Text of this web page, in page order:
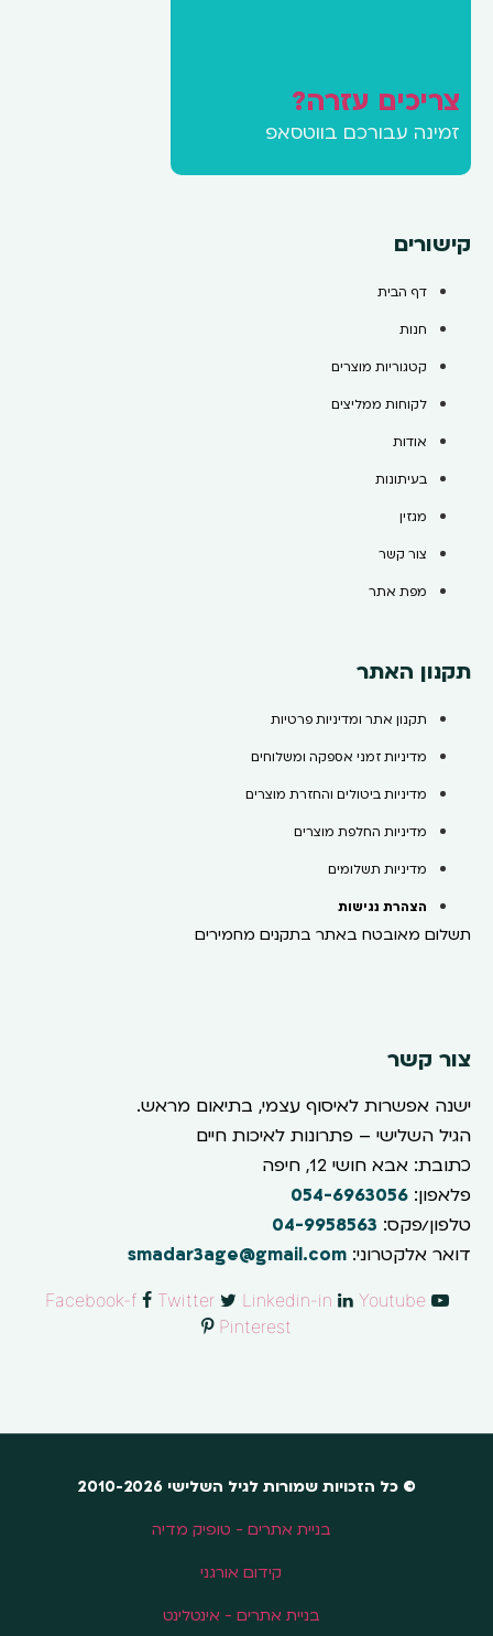
צריכים עזרה?
זמינה עבורכם בווטסאפ
קישורים
דף הבית
חנות
קטגוריות מוצרים
לקוחות ממליצים
אודות
בעיתונות
מגזין
צור קשר
מפת אתר
תקנון האתר
תקנון אתר ומדיניות פרטיות
מדיניות זמני אספקה ומשלוחים
מדיניות ביטולים והחזרת מוצרים
מדיניות החלפת מוצרים
מדיניות תשלומים
הצהרת נגישות
תשלום מאובטח באתר בתקנים מחמירים
צור קשר
ישנה אפשרות לאיסוף עצמי, בתיאום מראש.
הגיל השלישי – פתרונות לאיכות חיים
כתובת: אבא חושי 12, חיפה
פלאפון: 054-6963056
טלפון/פקס: 04-9958563
דואר אלקטרוני: smadar3age@gmail.com
Facebook-f Twitter Linkedin-in
Youtube
Pinterest
© כל הזכויות שמורות לגיל השלישי 2010-2026
בניית אתרים - טופיק מדיה
קידום אורגני
בניית אתרים - אינטלינט